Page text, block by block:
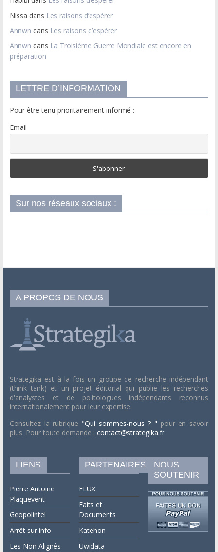
Nissa dans Les raisons d’espérer
Annwn dans Les raisons d’espérer
Annwn dans La Troisième Guerre Mondiale est encore en
préparation
LETTRE D’INFORMATION
Pour être tenu prioritairement informé :
Email
Sur nos réseaux sociaux :
A PROPOS DE NOUS
Strategika est à la fois un groupe de recherche indépendant
(think tank) et un projet éditorial qui publie les recherches
d'analystes et de politologues indépendants reconnus
internationalement pour leur expertise.
Consultez la rubrique "Qui sommes-nous ? " pour en savoir
plus. Pour toute demande : contact@strategika.fr
LIENS
Pierre Antoine
Plaquevent
Geopolintel
Arrêt sur info
Les Non Alignés
PARTENAIRES
FLUX
Faits et
Documents
Katehon
Uwidata
NOUS
SOUTENIR